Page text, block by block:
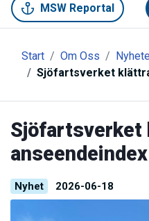
MSW Reportal
Start Om Oss
Sjöfartsverket
Sjöfartsverket
anseendeindex
Nyhet 2026-06-18